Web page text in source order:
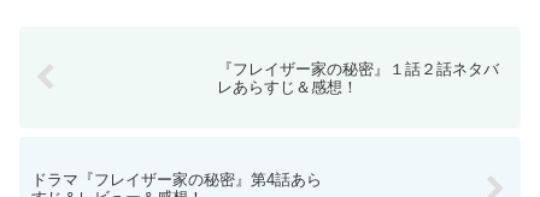
『フレイザー家の秘密』１話２話ネタバ
レあらすじ＆感想！
ドラマ『フレイザー家の秘密』第4話あら